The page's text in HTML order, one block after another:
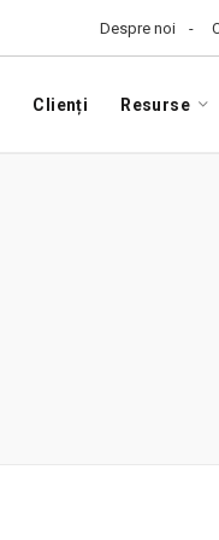
Despre noi
Clienți Resurse